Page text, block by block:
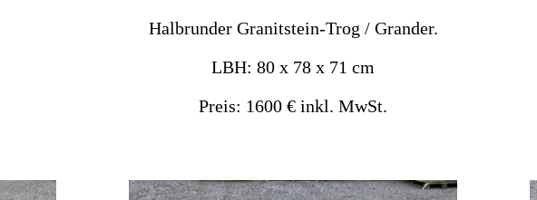
Halbrunder Granitstein-Trog / Grander.
LBH: 80 x 78 x 71 cm
Preis: 1600 € inkl. MwSt.